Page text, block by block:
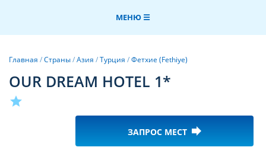
МЕНЮ ☰
Главная /Страны/Азия /Турция /Фетхие (Fethiye)
OUR DREAM HOTEL 1*
star
ЗАПРОС МЕСТ forward